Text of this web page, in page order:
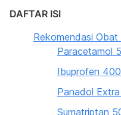
DAFTAR ISI
Rekomendasi Obat
Paracetamol
Ibuprofen
Panadol
Sumatriptan